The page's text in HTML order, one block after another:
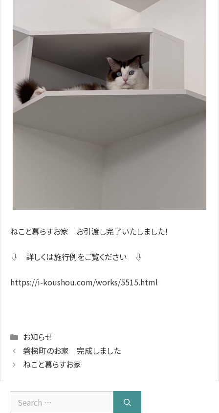
ねこと暮らすお家 お引渡し完了いたしました！
⇩ 詳しくは施行例をご覧ください ⇩
https://i-koushou.com/works/5515.html
Categories
お知らせ
磐梯町のお家 完成しました
ねこと暮らすお家
Search